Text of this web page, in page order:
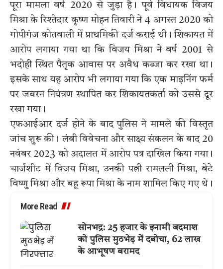
पूरा मामला वर्ष 2020 से जुड़ा है। पूर्व विधायक विजय
मिश्रा के रिश्तेदार कृष्ण मोहन तिवारी ने 4 अगस्त 2020 को
गोपीगंज कोतवाली में प्राथमिकी दर्ज कराई थी। शिकायत में
आरोप लगाया गया था कि विजय मिश्रा ने वर्ष 2001 से
भदोही स्थित पैतृक आवास पर अवैध कब्जा कर रखा था।
इसके साथ यह आरोप भी लगाया गया कि एक माइनिंग फर्म
पर जबरन नियंत्रण स्थापित कर शिकायतकर्ता को उससे दूर
रखा गया।
एफआईआर दर्ज होने के बाद पुलिस ने मामले की विस्तृत
जांच शुरू की। लंबी विवेचना और साक्ष्य संकलन के बाद 20
नवंबर 2023 को अदालत में आरोप पत्र दाखिल किया गया।
चार्जशीट में विजय मिश्रा, उनकी पत्नी रामलली मिश्रा, बेटे
विष्णु मिश्रा और बहू रूपा मिश्रा के नाम शामिल किए गए थे।
More Read
सोनभद्र: 25 हजार के इनामी बदमाश
को पुलिस मुठभेड़ में दबोचा, 62 लाख
के आभूषण बरामद